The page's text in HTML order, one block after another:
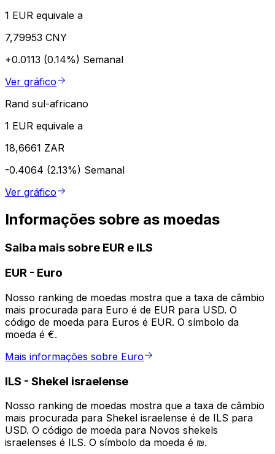
1 EUR equivale a
7,79953 CNY
+0.0113 (0.14%) Semanal
Ver gráfico
Rand sul-africano
1 EUR equivale a
18,6661 ZAR
-0.4064 (2.13%) Semanal
Ver gráfico
Informações sobre as moedas
Saiba mais sobre EUR e ILS
EUR - Euro
Nosso ranking de moedas mostra que a taxa de câmbio
mais procurada para Euro é de EUR para USD. O
código de moeda para Euros é EUR. O símbolo da
moeda é €.
Mais informações sobre Euro
ILS - Shekel israelense
Nosso ranking de moedas mostra que a taxa de câmbio
mais procurada para Shekel israelense é de ILS para
USD. O código de moeda para Novos shekels
israelenses é ILS. O símbolo da moeda é ₪.